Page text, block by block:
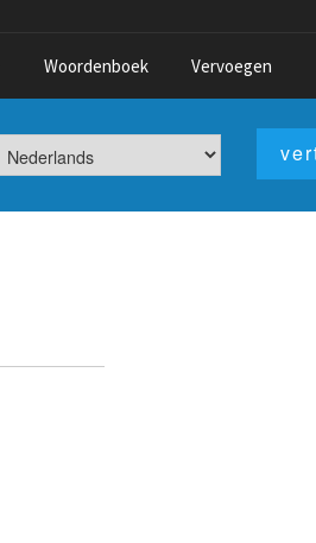
Woordenboek Vervoegen